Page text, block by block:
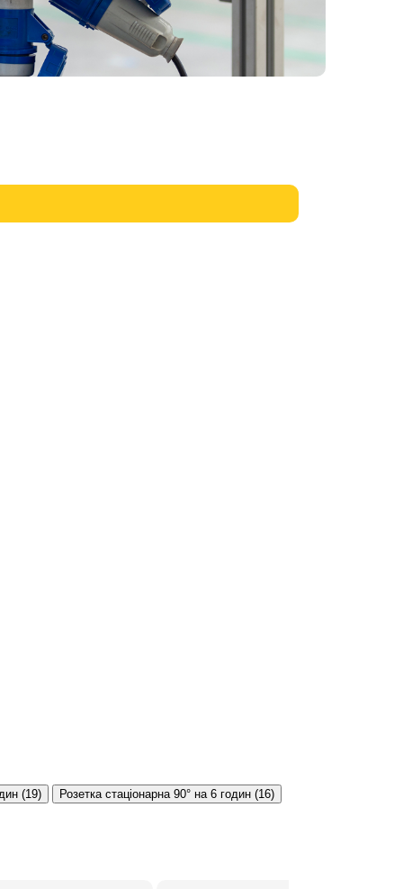
(19) Розетка стаціонарна 90° на 6 годин (16)